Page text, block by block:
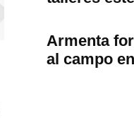
Armenta
al campo